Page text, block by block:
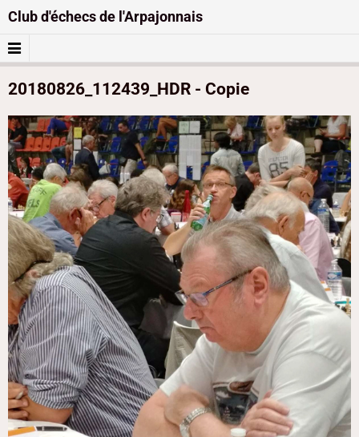
Club d'échecs de l'Arpajonnais
20180826_112439_HDR - Copie